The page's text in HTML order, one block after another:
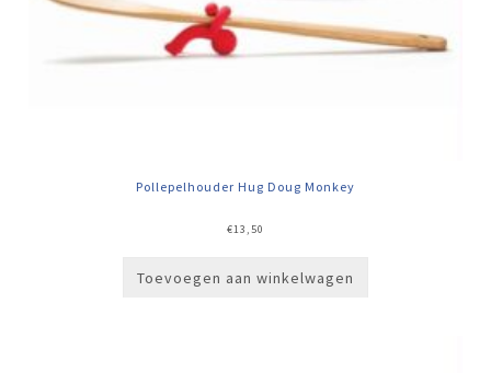
Pollepelhouder Hug Doug Monkey
€13,50
Toevoegen aan winkelwagen